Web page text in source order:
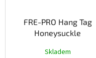
FRE-PRO Hang Tag
Honeysuckle
Skladem